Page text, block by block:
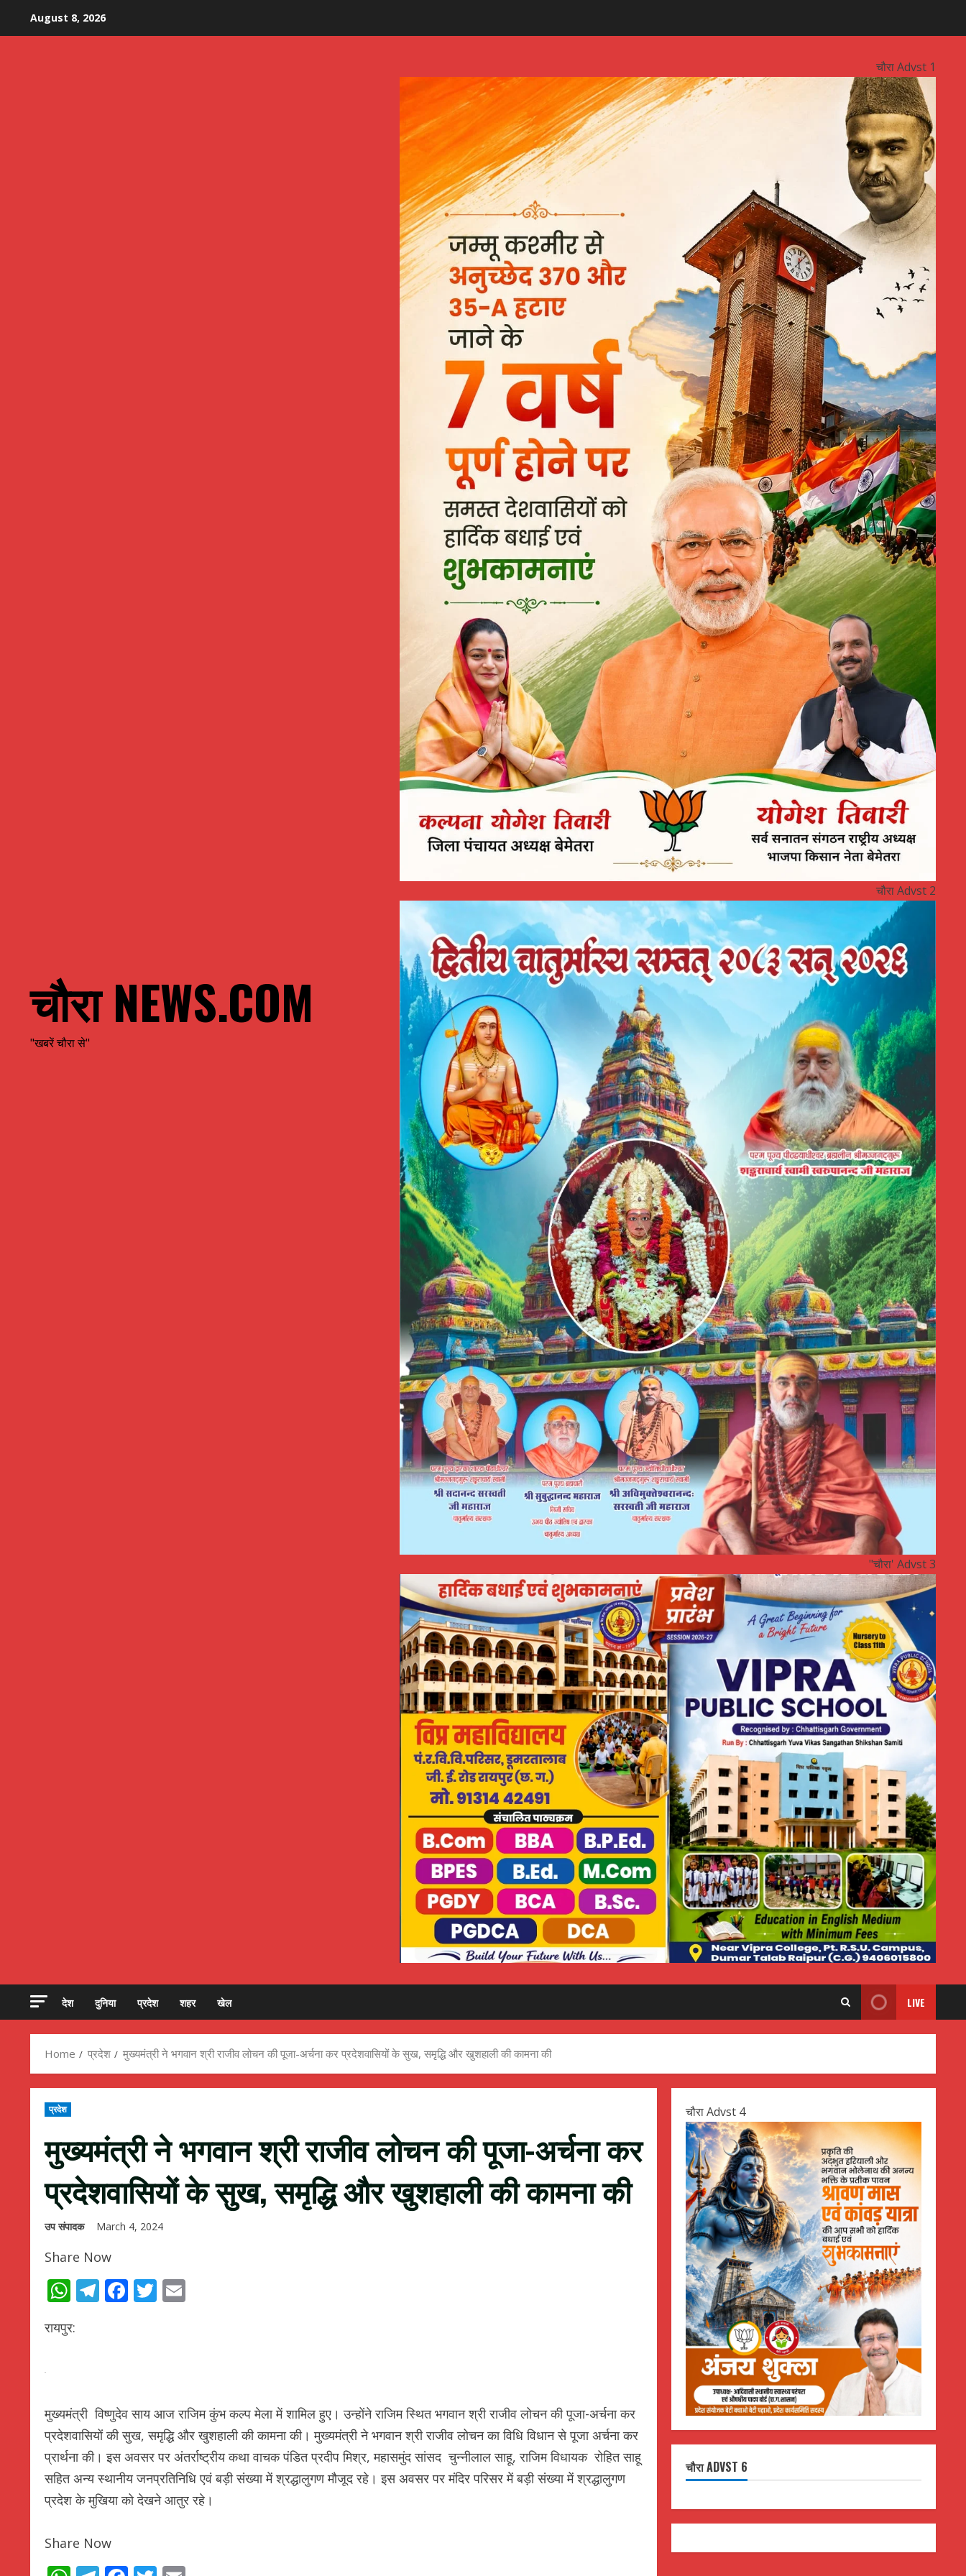
August 8, 2026
चौरा NEWS.COM
"खबरें चौरा से"
चौरा Advst 1
चौरा Advst 2
"चौरा' Advst 3
देश दुनिया प्रदेश शहर खेल LIVE
Home प्रदेश मुख्यमंत्री ने भगवान श्री राजीव लोचन की पूजा-अर्चना कर प्रदेशवासियों के सुख, समृद्धि और खुशहाली की कामना की
प्रदेश
मुख्यमंत्री ने भगवान श्री राजीव लोचन की पूजा-अर्चना कर
प्रदेशवासियों के सुख, समृद्धि और खुशहाली की कामना की
उप संपादक March 4, 2024
Share Now
WhatsApp
Telegram
Facebook
Twitter
रायपुर:
मुख्यमंत्री विष्णुदेव साय आज राजिम कुंभ कल्प मेला में शामिल हुए। उन्होंने राजिम स्थित भगवान श्री राजीव लोचन की पूजा-अर्चना कर
प्रदेशवासियों की सुख, समृद्धि और खुशहाली की कामना की। मुख्यमंत्री ने भगवान श्री राजीव लोचन का विधि विधान से पूजा अर्चना कर
प्रार्थना की। इस अवसर पर अंतर्राष्ट्रीय कथा वाचक पंडित प्रदीप मिश्र, महासमुंद सांसद चुन्नीलाल साहू, राजिम विधायक रोहित साहू
सहित अन्य स्थानीय जनप्रतिनिधि एवं बड़ी संख्या में श्रद्धालुगण मौजूद रहे। इस अवसर पर मंदिर परिसर में बड़ी संख्या में श्रद्धालुगण
प्रदेश के मुखिया को देखने आतुर रहे।
Share Now
चौरा Advst 4
चौरा ADVST 6